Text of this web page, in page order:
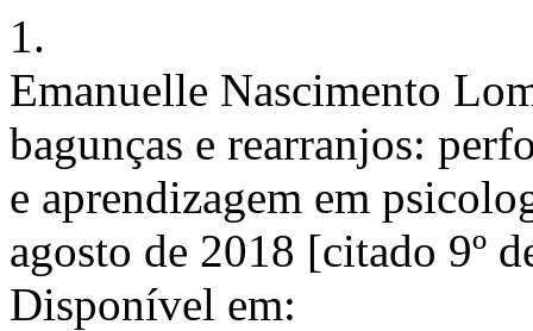
1.
Emanuelle Nascimento
bagunças e rearranjos:
e aprendizagem em
agosto de 2018 [citado 9º
Disponível em: